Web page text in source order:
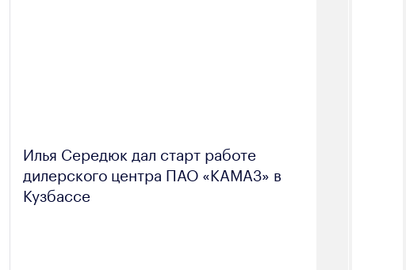
Илья Середюк дал старт работе
дилерского центра ПАО «КАМАЗ» в
Кузбассе